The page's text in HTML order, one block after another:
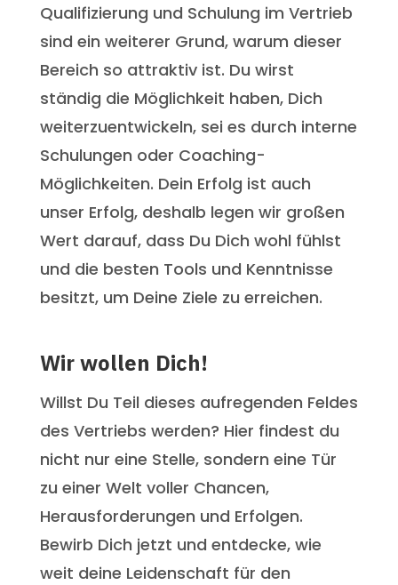
Qualifizierung und Schulung im Vertrieb
sind ein weiterer Grund, warum dieser
Bereich so attraktiv ist. Du wirst
ständig die Möglichkeit haben, Dich
weiterzuentwickeln, sei es durch interne
Schulungen oder Coaching-
Möglichkeiten. Dein Erfolg ist auch
unser Erfolg, deshalb legen wir großen
Wert darauf, dass Du Dich wohl fühlst
und die besten Tools und Kenntnisse
besitzt, um Deine Ziele zu erreichen.
Wir wollen Dich!
Willst Du Teil dieses aufregenden Feldes
des Vertriebs werden? Hier findest du
nicht nur eine Stelle, sondern eine Tür
zu einer Welt voller Chancen,
Herausforderungen und Erfolgen.
Bewirb Dich jetzt und entdecke, wie
weit deine Leidenschaft für den